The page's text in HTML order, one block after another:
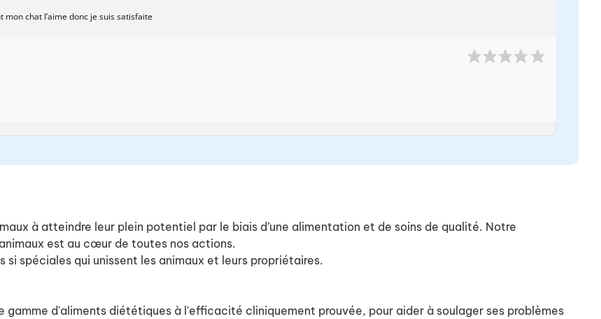
chat l’aime donc je suis satisfaite
à atteindre leur plein potentiel par le biais d’une alimentation et de soins de qualité. Notre
est au cœur de toutes nos actions.
spéciales qui unissent les animaux et leurs propriétaires.
gamme d'aliments diététiques à l'efficacité cliniquement prouvée, pour aider à soulager ses problèmes